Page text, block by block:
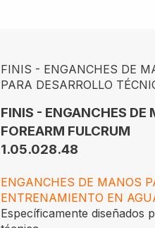
FINIS - ENGANCHES DE
PARA DESARROLLO
FINIS - ENGANCHES DE
FOREARM FULCRUM
1.05.028.48
ENGANCHES DE MANOS
ENTRENAMIENTO EN
Específicamente diseñados